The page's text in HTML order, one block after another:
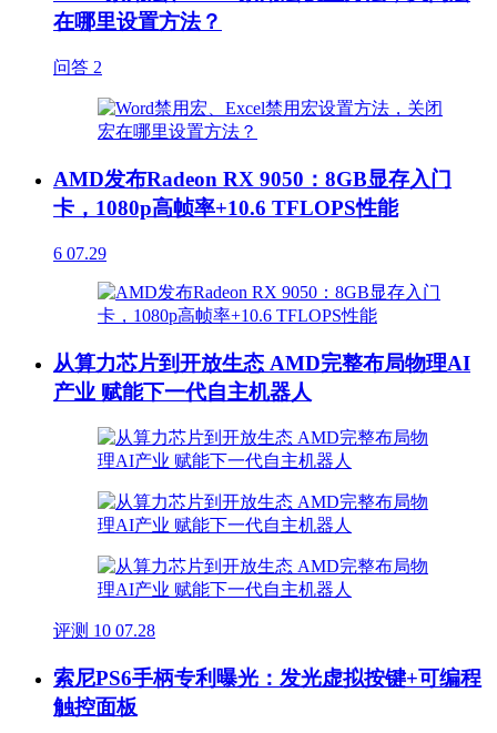
在哪里设置方法？
问答 2
AMD发布Radeon RX 9050：8GB显存入门
卡，1080p高帧率+10.6 TFLOPS性能
6 07.29
从算力芯片到开放生态 AMD完整布局物理AI
产业 赋能下一代自主机器人
评测 10 07.28
索尼PS6手柄专利曝光：发光虚拟按键+可编程
触控面板